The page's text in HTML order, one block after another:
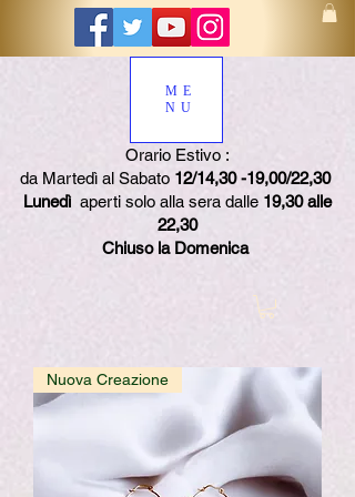
ME
NU
Orario Estivo :
da Martedì al Sabato 12/14,30 -19,00/22,30
Lunedì aperti solo alla sera dalle 19,30 alle
22,30
Chiuso la Domenica
Nuova Creazione